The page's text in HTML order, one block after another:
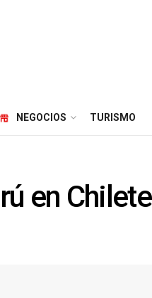
NEGOCIOS TURISMO
en Chilete